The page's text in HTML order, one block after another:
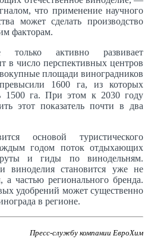
что применение научного
может сделать производство
факторам.
только активно развивает
в число перспективных центров
площади виноградников
1600 га, из которых
1500 га. При этом к 2030 году
этот показатель почти в два
основой туристического
годом поток отдыхающих
и гиды по винодельням.
и виноделия становится уже не
а частью регионального бренда.
удобрений может существенно
в регионе.
Пресс-службу компании ЕвроХим